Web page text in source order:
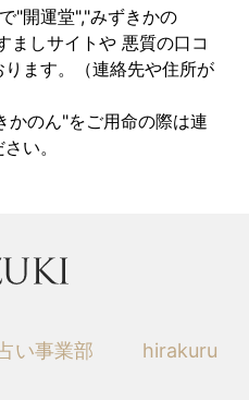
"開運堂","みずきかの
ましサイトや 悪質の口コ
ます。（連絡先や住所が
のん"をご用命の際は連
い。
い事業部 hirakuru